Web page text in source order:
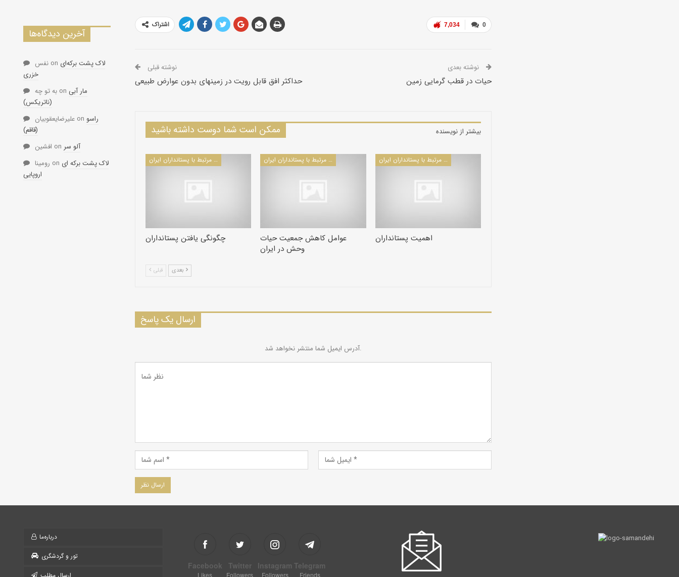
0
7,034 اشتراک
نوشته قبلی
حداکثر افق قابل رویت در زمینهای بدون عوارض طبیعی حیات در قطب گرمایی زمین
ممکن است شما دوست داشته باشید بیشتر از نویسنده
مطالب مرتبط با پستانداران ایران
چگونگی یافتن پستانداران
مطالب مرتبط با پستانداران ایران
عوامل کاهش جمعیت حیات
وحش در ایران
مطالب مرتبط با پستانداران ایران
اهمیت پستانداران
قبلی
ارسال یک پاسخ
آدرس ایمیل شما منتشر نخواهد شد.
آخرین دیدگاه‌ها
نفس on لاک پشت برکه‌ای
خزری
به تو چه on مار آبی
(ناتریکس)
علیرضایعقوبیان on راسو
(قاقم)
افشین on آلو سر
رومینا on لاک پشت برکه ای
اروپایی
درباره‌ما
تور و گردشگری
Facebook
Likes
Twitter
Followers
Instagram
Followers
Telegram
Friends